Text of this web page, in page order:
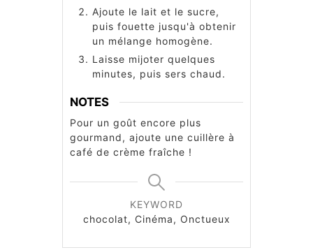
Ajoute le lait et le sucre,
puis fouette jusqu'à obtenir
un mélange homogène.
Laisse mijoter quelques
minutes, puis sers chaud.
NOTES
Pour un goût encore plus
gourmand, ajoute une cuillère à
café de crème fraîche !
KEYWORD
chocolat, Cinéma, Onctueux